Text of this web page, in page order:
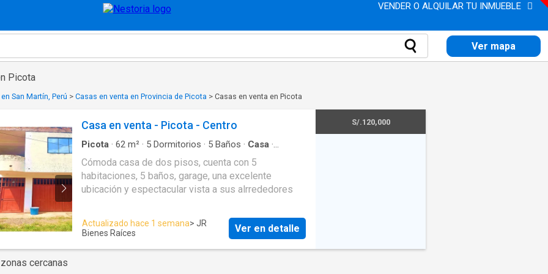
VENDER O ALQUILAR TU INMUEBLE
Ver mapa
Picota
San Martín, Perú > Casas en venta en Provincia de Picota > Casas en venta en Picota
Casa en venta - Picota - Centro
Picota · 62 m² · 5 Dormitorios · 5 Baños · Casa ·
Cómoda casa de dos pisos, cuenta con 5
habitaciones, 5 baños, garage, una excelente
ubicación y espectacular vista a sus alrrededores
Actualizado hace 1 semana> JR
Bienes Raíces
Ver en detalle
S/.120,000
cercanas